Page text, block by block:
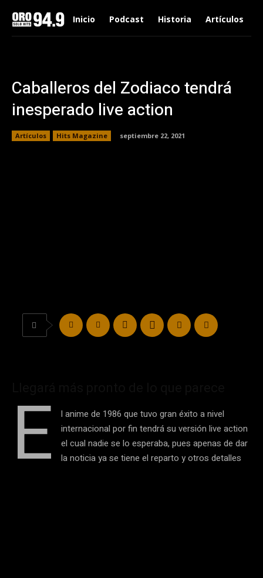
Inicio Podcast Historia Artículos
Caballeros del Zodiaco tendrá
inesperado live action
Artículos Hits Magazine septiembre 22, 2021
E
l anime de 1986 que tuvo gran éxito a nivel
internacional por fin tendrá su versión live action
el cual nadie se lo esperaba, pues apenas de dar
la noticia ya se tiene el reparto y otros detalles